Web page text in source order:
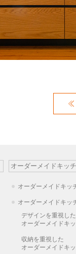
オーダーメイドキッ
オーダーメイドキッ
オーダーメイドキッ
デザインを重視した
オーダーメイドキ
収納を重視した
オーダーメイドキ